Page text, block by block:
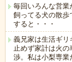
毎回いろんな営業
飼ってる犬の散
すると・・・
義兄家は生活ギリ
止めず家計は火の
渉。私は小梨専業